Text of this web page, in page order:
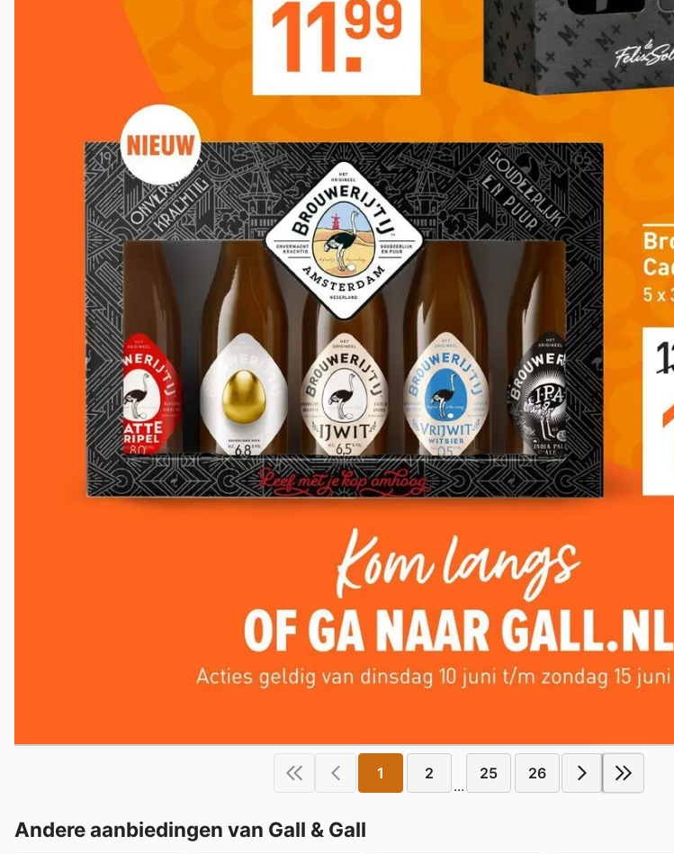
1 2
...
25 26
Andere aanbiedingen van Gall & Gall